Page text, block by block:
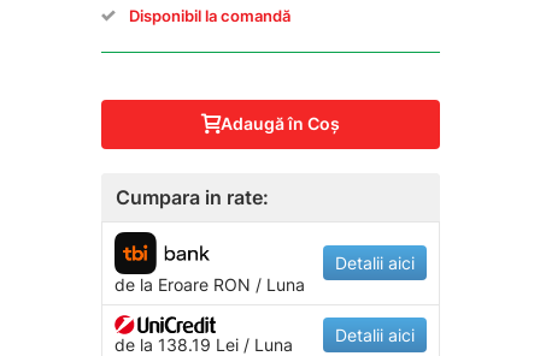
Disponibil la comandă
Adaugă în Coş
Cumpara in rate:
de la EroareRON / Luna
Detalii aici
de la 138.19 Lei / Luna Detalii aici